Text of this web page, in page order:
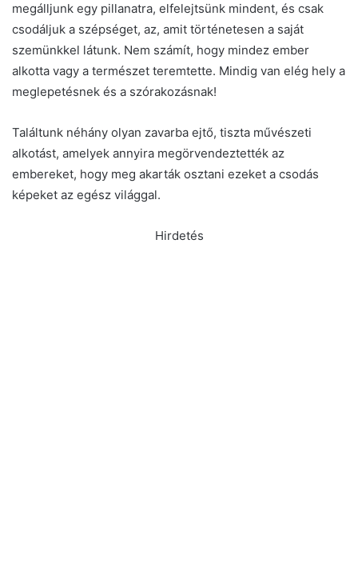
megálljunk egy pillanatra, elfelejtsünk mindent, és csak
csodáljuk a szépséget, az, amit történetesen a saját
szemünkkel látunk. Nem számít, hogy mindez ember
alkotta vagy a természet teremtette. Mindig van elég hely a
meglepetésnek és a szórakozásnak!
Találtunk néhány olyan zavarba ejtő, tiszta művészeti
alkotást, amelyek annyira megörvendeztették az
embereket, hogy meg akarták osztani ezeket a csodás
képeket az egész világgal.
Hirdetés